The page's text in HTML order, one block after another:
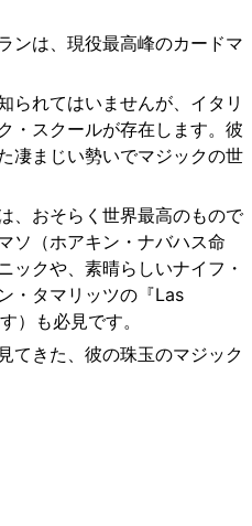
ンは、現役最高峰のカードマ
られてはいませんが、イタリ
・スクールが存在します。彼
凄まじい勢いでマジックの世
、おそらく世界最高のもので
ソ（ホアキン・ナバハス命
ックや、素晴らしいナイフ・
・タマリッツの『Las
）も必見です。
てきた、彼の珠玉のマジック